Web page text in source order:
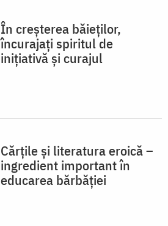
În creșterea băieților,
încurajați spiritul de
inițiativă și curajul
Cărțile și literatura eroică –
ingredient important în
educarea bărbăției